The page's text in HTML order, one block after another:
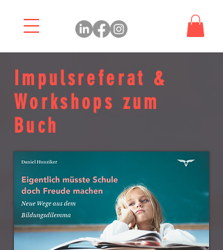
Impulsreferat &
Workshops zum
Buch